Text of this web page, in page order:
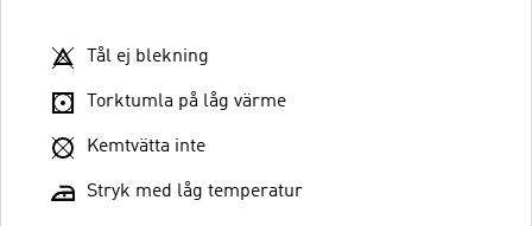
Tål ej blekning
Torktumla på låg värme
Kemtvätta inte
Stryk med låg temperatur